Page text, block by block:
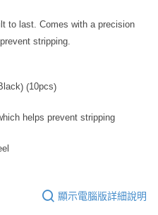
to last. Comes with a precision
stripping.
) (10pcs)
helps prevent stripping
顯示電腦版詳細說明